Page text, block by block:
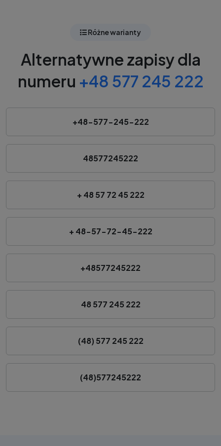
Różne warianty
Alternatywne zapisy dla
numeru +48 577 245 222
+48-577-245-222
48577245222
+ 48 57 72 45 222
+ 48-57-72-45-222
+48577245222
48 577 245 222
(48) 577 245 222
(48)577245222